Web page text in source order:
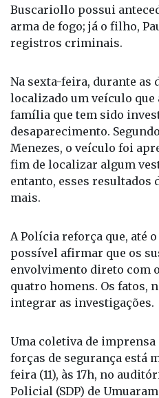
Na sexta-feira, durante
localizado um veículo que
família que tem sido
Menezes, o veículo foi
fim de localizar algum
entanto, esses resultados
mais.
A Polícia reforça que, até
possível afirmar que os
envolvimento direto com
integrar as investigações.
Uma coletiva de imprensa
forças de segurança está
feira (11), às 17h, no
o caso.
Fonte: Portal da Cidade